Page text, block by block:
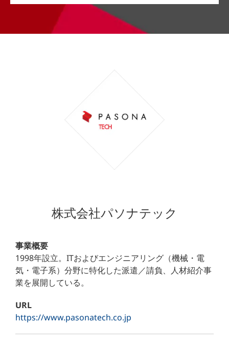
株式会社パソナテック
事業概要
1998年設立。ITおよびエンジニアリング（機械・電
気・電子系）分野に特化した派遣／請負、人材紹介事
業を展開している。
URL
https://www.pasonatech.co.jp